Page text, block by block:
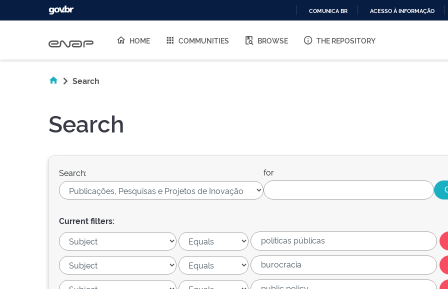
O
COMUNICA BR ACESSO À INFORMAÇÃO
HOME COMMUNITIES BROWSE THE REPOSITORY
Search
Search
Search: for
Current filters: